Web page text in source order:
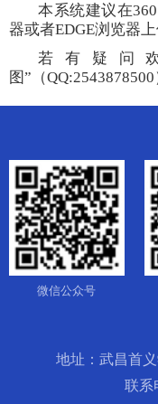
本系统建议在
器或者EDGE浏览器上
若有疑问
图”（
微信公众号
地址：武昌首
联系